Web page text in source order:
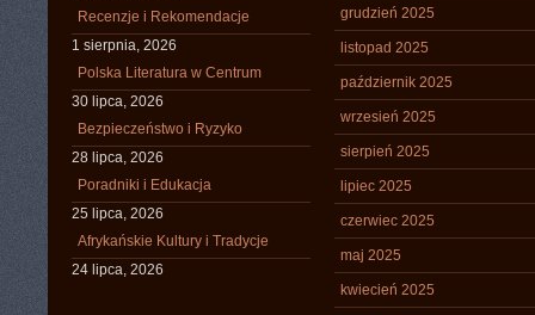
Recenzje i Rekomendacje
1 sierpnia, 2026
Polska Literatura w Centrum
30 lipca, 2026
Bezpieczeństwo i Ryzyko
28 lipca, 2026
Poradniki i Edukacja
25 lipca, 2026
Afrykańskie Kultury i Tradycje
24 lipca, 2026
grudzień 2025
listopad 2025
październik 2025
wrzesień 2025
sierpień 2025
lipiec 2025
czerwiec 2025
maj 2025
kwiecień 2025